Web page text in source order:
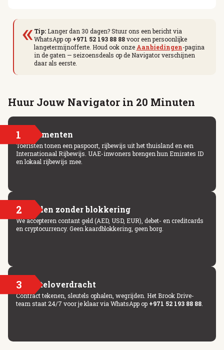
« Tip:Langer dan 30 dagen? Stuur ons een bericht via
WhatsApp op +971 52 193 88 88voor een persoonlijke
langetermijnofferte. Houd ook onze Aanbiedingen-pagina
in de gaten — seizoensdeals op de Navigator verschijnen
daar als eerste.
Huur Jouw Navigator in 20 Minuten
1 Documenten
Toeristen tonen een paspoort, rijbewijs uit het thuisland en een
Internationaal Rijbewijs. UAE-inwoners brengen hun Emirates ID
en lokaal rijbewijs mee.
2 Betalen zonder blokkering
We accepteren contant geld (AED, USD, EUR), debet- en creditcards
en cryptocurrency. Geen kaardblokkering, geen borg.
3 Sleuteloverdracht
Contract tekenen, sleutels ophalen, wegrijden. Het Brook Drive-
team staat 24/7 voor je klaar via WhatsApp op +971 52 193 88 88.